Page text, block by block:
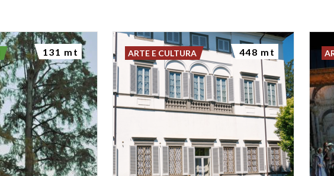
131 mt ARTE E CULTURA 448 mt